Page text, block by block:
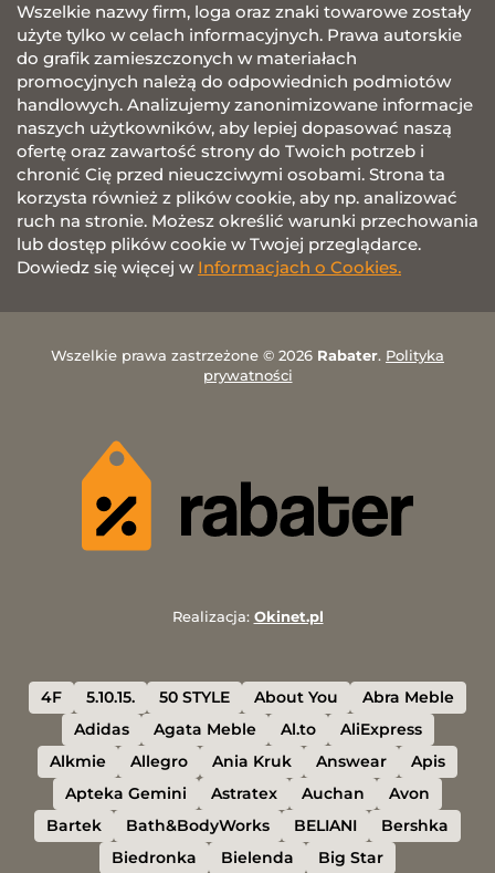
Wszelkie nazwy firm, loga oraz znaki towarowe zostały
użyte tylko w celach informacyjnych. Prawa autorskie
do grafik zamieszczonych w materiałach
promocyjnych należą do odpowiednich podmiotów
handlowych. Analizujemy zanonimizowane informacje
naszych użytkowników, aby lepiej dopasować naszą
ofertę oraz zawartość strony do Twoich potrzeb i
chronić Cię przed nieuczciwymi osobami. Strona ta
korzysta również z plików cookie, aby np. analizować
ruch na stronie. Możesz określić warunki przechowania
lub dostęp plików cookie w Twojej przeglądarce.
Dowiedz się więcej w Informacjach o Cookies.
Wszelkie prawa zastrzeżone © 2026 Rabater. Polityka
prywatności
Realizacja: Okinet.pl
4F 5.10.15. 50 STYLE About You
Abra Meble
Adidas
Agata Meble Al.to
AliExpress
Alkmie
Allegro Ania Kruk Answear
Apis
Apteka Gemini
Astratex Auchan
Avon
Bartek
Bath&BodyWorks BELIANI
Bershka
Biedronka
Bielenda Big Star